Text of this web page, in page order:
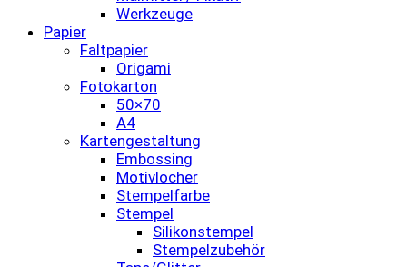
Werkzeuge
Papier
Faltpapier
Origami
Fotokarton
50×70
A4
Kartengestaltung
Embossing
Motivlocher
Stempelfarbe
Stempel
Silikonstempel
Stempelzubehör